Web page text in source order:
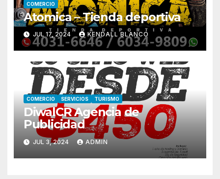
COMERCIO
Atomica – Tienda deportiva
JUL 17, 2024 KENDALL BLANCO
COMERCIO SERVICIOS TURISMO
DiwalCR Agencia de
Publicidad
JUL 3, 2024 ADMIN